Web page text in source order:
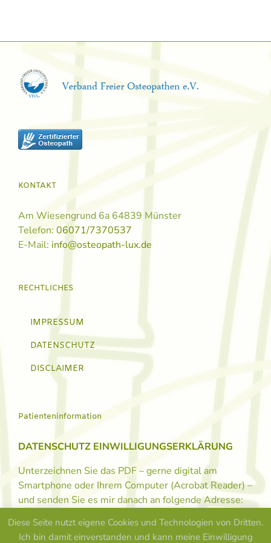
KONTAKT
Am Wiesengrund 6a 64839 Münster
Telefon: 06071/7370537
E-Mail: info@osteopath-lux.de
RECHTLICHES
IMPRESSUM
DATENSCHUTZ
DISCLAIMER
Patienteninformation
DATENSCHUTZ EINWILLIGUNGSERKLÄRUNG
Unterzeichnen Sie das PDF – gerne digital am
Smartphone oder Ihrem Computer (Acrobat Reader) –
und senden Sie es mir danach an folgende Adresse:
Diese Seite nutzt eigene Cookies und Technologien von Dritten.
Ich bin damit einverstanden und kann meine Einwilligung